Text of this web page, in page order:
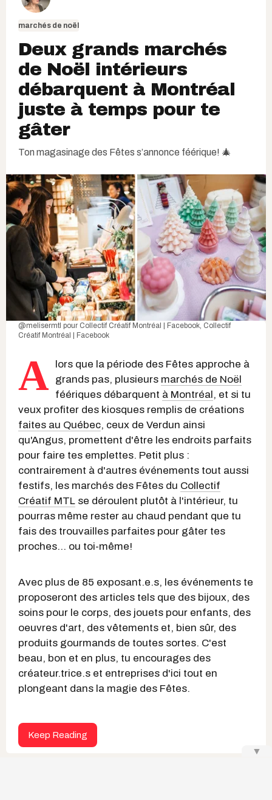
marchés de noël
Deux grands marchés
de Noël intérieurs
débarquent à Montréal
juste à temps pour te
gâter
Ton magasinage des Fêtes s’annonce féérique! 🎄
@melisermtl pour Collectif Créatif Montréal | Facebook Collectif
Créatif Montréal | Facebook
A
lors que la période des Fêtes approche à
grands pas, plusieurs marchés de Noël
féériques débarquent à Montréal, et si tu
veux profiter des kiosques remplis de créations
faites au Québec, ceux de Verdun ainsi
qu'Angus, promettent d'être les endroits parfaits
pour faire tes emplettes. Petit plus :
contrairement à d'autres événements tout aussi
festifs, les marchés des Fêtes du Collectif
Créatif MTL se déroulent plutôt à l'intérieur, tu
pourras même rester au chaud pendant que tu
fais des trouvailles parfaites pour gâter tes
proches... ou toi-même!
Avec plus de 85 exposant.e.s, les événements te
proposeront des articles tels que des bijoux, des
soins pour le corps, des jouets pour enfants, des
oeuvres d'art, des vêtements et, bien sûr, des
produits gourmands de toutes sortes. C'est
beau, bon et en plus, tu encourages des
créateur.trice.s et entreprises d'ici tout en
plongeant dans la magie des Fêtes.
Keep Reading
▼